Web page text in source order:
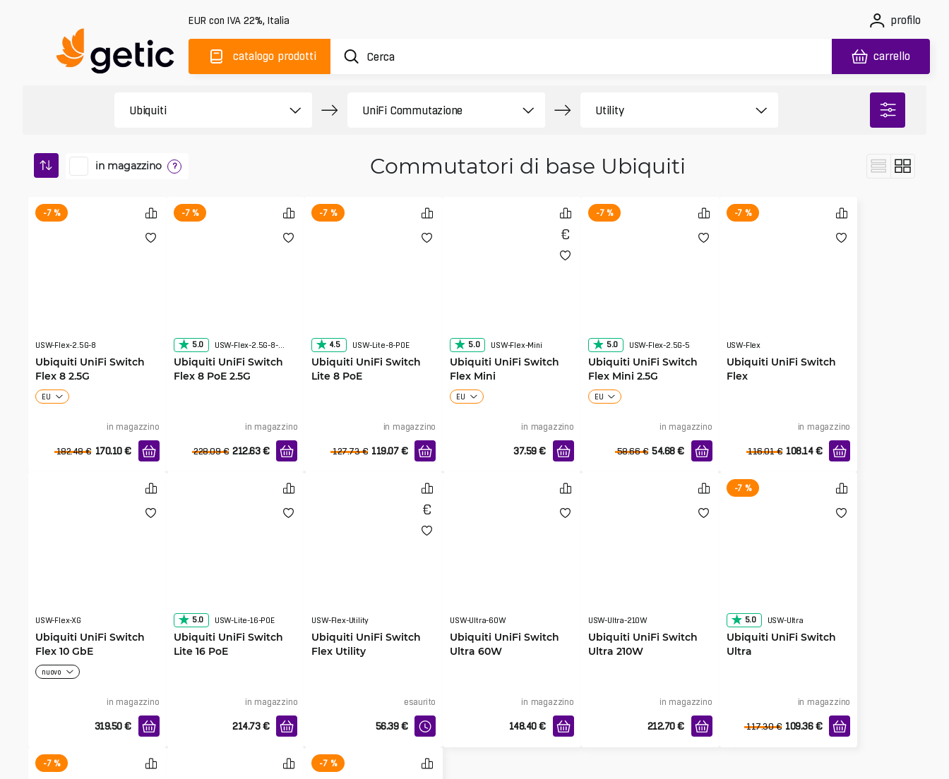
EUR con IVA 22%, Italia profilo
catalogo prodotti carrello
in magazzino ? Commutatori di base Ubiquiti
-7 %
USW-Flex-2.5G-8
Ubiquiti UniFi Switch
Flex 8 2.5G
EU
in magazzino
182.48 € 170.10 €
-7 %
5.0 USW-Flex-2.5G-8-PoE
Ubiquiti UniFi Switch
Flex 8 PoE 2.5G
in magazzino
228.09 € 212.63 €
-7 %
4.5 USW-Lite-8-POE
Ubiquiti UniFi Switch
Lite 8 PoE
in magazzino
127.73 € 119.07 €
5.0 USW-Flex-Mini
Ubiquiti UniFi Switch
Flex Mini
EU
in magazzino
37.59 €
-7 %
5.0 USW-Flex-2.5G-5
Ubiquiti UniFi Switch
Flex Mini 2.5G
EU
in magazzino
58.66 € 54.68 €
-7 %
USW-Flex
Ubiquiti UniFi Switch
Flex
in magazzino
116.01 € 108.14 €
USW-Flex-XG
Ubiquiti UniFi Switch
Flex 10 GbE
nuovo
in magazzino
319.50 €
5.0 USW-Lite-16-POE
Ubiquiti UniFi Switch
Lite 16 PoE
in magazzino
214.73 €
USW-Flex-Utility
Ubiquiti UniFi Switch
Flex Utility
esaurito
56.39 €
USW-Ultra-60W
Ubiquiti UniFi Switch
Ultra 60W
in magazzino
148.40 €
USW-Ultra-210W
Ubiquiti UniFi Switch
Ultra 210W
in magazzino
212.70 €
-7 %
5.0 USW-Ultra
Ubiquiti UniFi Switch
Ultra
in magazzino
117.30 € 109.36 €
-7 % -7 %